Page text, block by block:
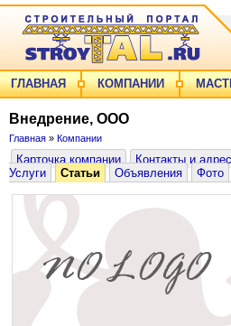
ГЛАВНАЯ КОМПАНИИ
Внедрение, ООО
Главная » Компании
Карточка компании Контакты и
Услуги
Статьи Объявления Фото